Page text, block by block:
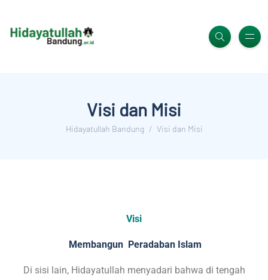
Visi dan Misi
Hidayatullah Bandung Visi dan Misi
Visi
Membangun Peradaban Islam
Di sisi lain, Hidayatullah menyadari bahwa di tengah